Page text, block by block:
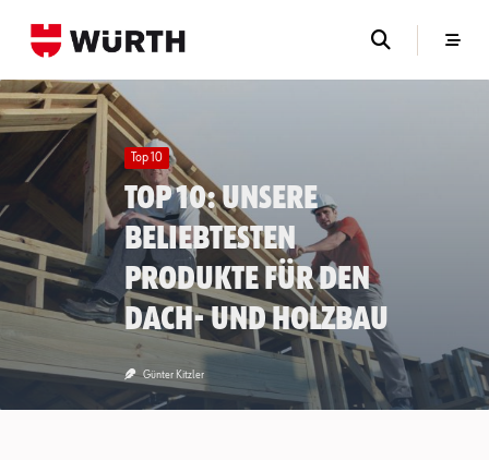
Top 10
Top 10: Unsere
beliebtesten
Produkte für den
Dach- und Holzbau
Günter Kitzler